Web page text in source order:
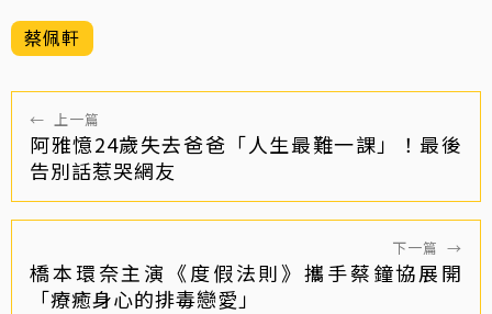
蔡佩軒
← 上一篇
阿雅憶24歲失去爸爸「人生最難一課」！最後
告別話惹哭網友
下一篇 →
橋本環奈主演《度假法則》攜手蔡鐘協展開
「療癒身心的排毒戀愛」